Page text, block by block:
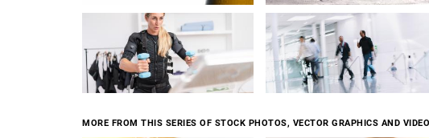
MORE FROM THIS SERIES OF STOCK PHOTOS, VECTOR GRAPHICS AND